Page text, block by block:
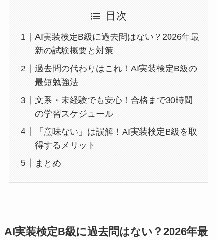
目次
AI実装検定B級に過去問はない？2026年最
新の試験概要と対策
過去問の代わりはこれ！AI実装検定B級の
最短勉強法
文系・未経験でも安心！合格まで30時間
の学習スケジュール
「意味ない」は誤解！AI実装検定B級を取
得するメリット
まとめ
AI実装検定B級に過去問はない？2026年最